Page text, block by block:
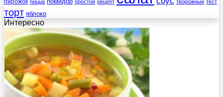
пирожок пицца простой рецепт творожный тест
торт яблоко
Интересно